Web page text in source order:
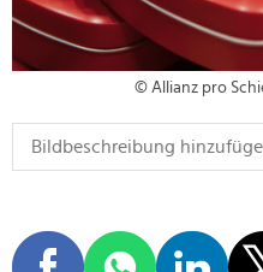
© Allianz pro